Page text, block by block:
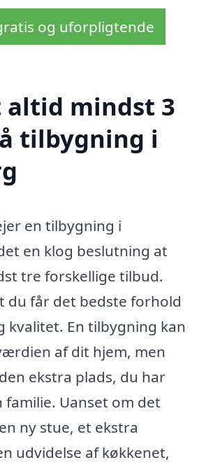
og uforpligtende
mindst 3
tilbygning i
en tilbygning i
en klog beslutning at
tre forskellige tilbud.
du får det bedste forhold
kvalitet. En tilbygning kan
af dit hjem, men
ekstra plads, du har
Uanset om det
ny stue, et ekstra
udvidelse af køkkenet,